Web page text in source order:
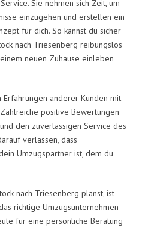
Sie nehmen sich Zeit, um
einzugehen und erstellen ein
für dich. So kannst du sicher
nach Triesenberg reibungslos
neuen Zuhause einleben
anderer Kunden mit
positive Bewertungen
den zuverlässigen Service des
verlassen, dass
Umzugspartner ist, dem du
nach Triesenberg planst, ist
richtige Umzugsunternehmen
für eine persönliche Beratung